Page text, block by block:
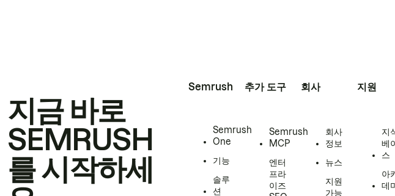
지금 바로
SEMRUSH
를 시작하세
Semrush
Semrush
One
기능
솔루
션
추가 도구
Semrush
MCP
엔터
프라
이즈
회사
회사
정보
뉴스
지원
가능
지원
지
베
스
아
데